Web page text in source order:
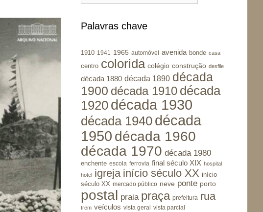
Municípios
Palavras chave
1910 1941 1965 automóvel avenida bonde casa
centro colorida colégio construção desfile
década 1880 década 1890 década
1900 década 1910 década
1920 década 1930
década 1940 década
1950 década 1960
década 1970 década 1980
enchente escola ferrovia final século XIX hospital
hotel
igreja início século XX início
século XX mercado público neve ponte porto
postal praia praça prefeitura rua
trem veículos vista geral vista parcial